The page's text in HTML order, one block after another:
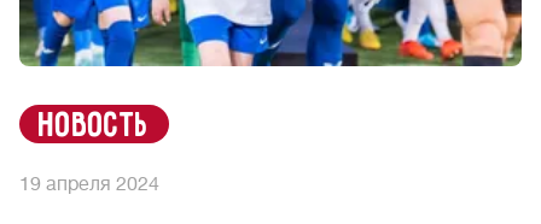
новость
19 апреля 2024